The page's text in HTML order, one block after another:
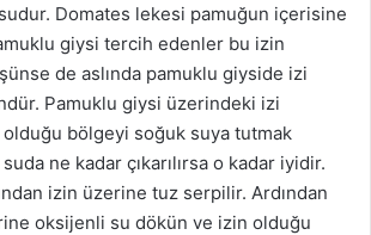
Domates lekesi pamuğun içerisine
giysi tercih edenler bu izin
de aslında pamuklu giyside izi
Pamuklu giysi üzerindeki izi
olduğu bölgeyi soğuk suya tutmak
ne kadar çıkarılırsa o kadar iyidir.
izin üzerine tuz serpilir. Ardından
oksijenli su dökün ve izin olduğu